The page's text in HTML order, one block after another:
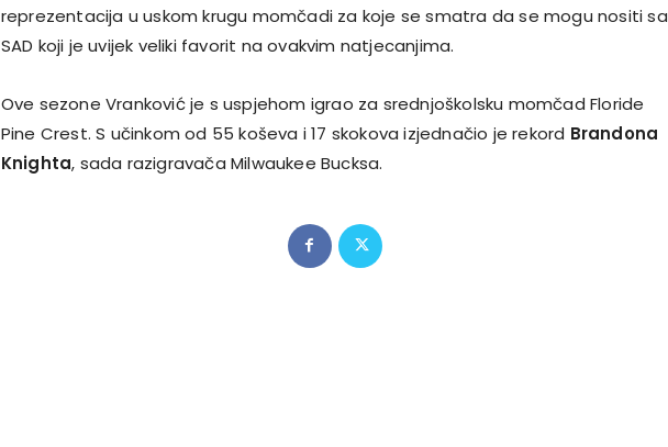
reprezentacija u uskom krugu momčadi za koje se smatra da se mogu nositi sa
SAD koji je uvijek veliki favorit na ovakvim natjecanjima.
Ove sezone Vranković je s uspjehom igrao za srednjoškolsku momčad Floride
Pine Crest. S učinkom od 55 koševa i 17 skokova izjednačio je rekord Brandona
Knighta, sada razigravača Milwaukee Bucksa.